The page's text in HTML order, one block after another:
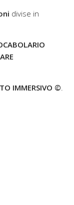
divise in
IMMERSIVO ©.